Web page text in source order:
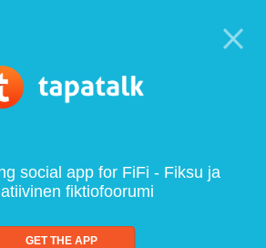
social app for FiFi - Fiksu ja
fiktiofoorumi
GET THE APP